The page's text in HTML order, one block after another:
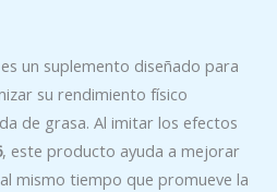
un suplemento diseñado para
su rendimiento físico
de grasa. Al imitar los efectos
, este producto ayuda a mejorar
mismo tiempo que promueve la